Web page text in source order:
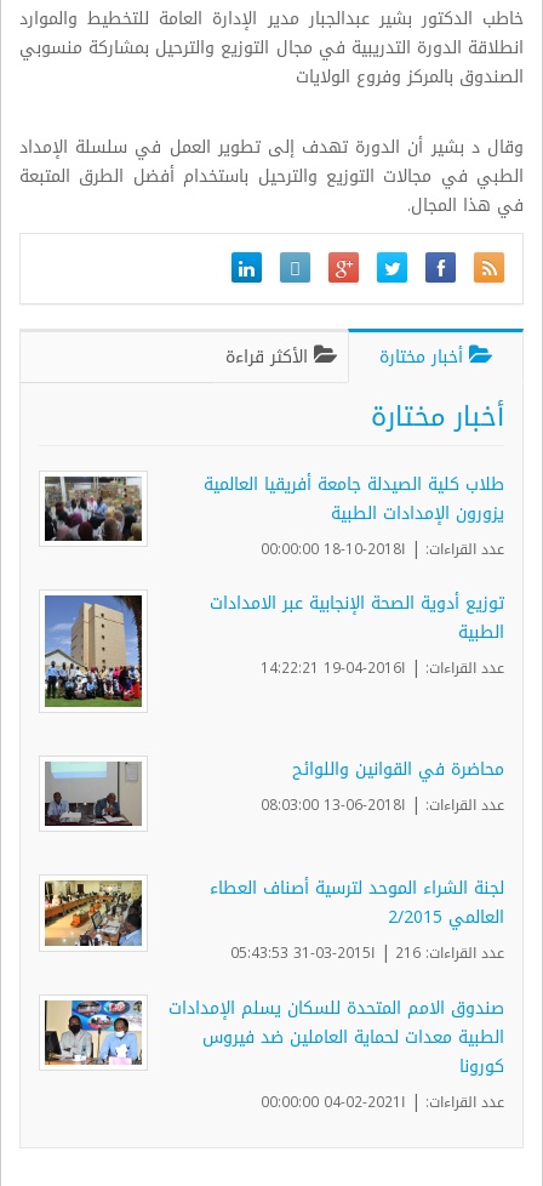
خاطب الدكتور بشير عبدالجبار مدير الإدارة العامة للتخطيط والموارد
انطلاقة الدورة التدريبية في مجال التوزيع والترحيل بمشاركة منسوبي
الصندوق بالمركز وفروع الولايات
وقال د بشير أن الدورة تهدف إلى تطوير العمل في سلسلة الإمداد
الطبي في مجالات التوزيع والترحيل باستخدام أفضل الطرق المتبعة
في هذا المجال.
أخبار مختارة الأكثر قراءة
أخبار مختارة
طلاب كلية الصيدلة جامعة أفريقيا العالمية
يزورون الإمدادات الطبية
عدد القراءات: | ا2018-10-18 00:00:00
توزيع أدوية الصحة الإنجابية عبر الامدادات
الطبية
عدد القراءات: | ا2016-04-19 14:22:21
محاضرة في القوانين واللوائح
عدد القراءات: | ا2018-06-13 08:03:00
لجنة الشراء الموحد لترسية أصناف العطاء
العالمي 2/2015
عدد القراءات: 216 | ا2015-03-31 05:43:53
صندوق الامم المتحدة للسكان يسلم الإمدادات
الطبية معدات لحماية العاملين ضد فيروس
كورونا
عدد القراءات: | ا2021-02-04 00:00:00